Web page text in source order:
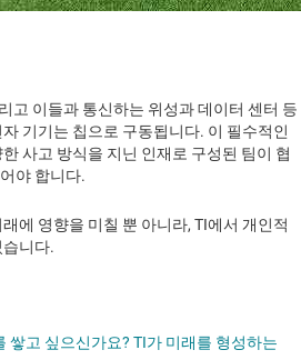
고 이들과 통신하는 위성과 데이터 센터 등
기기는 칩으로 구동됩니다. 이 필수적인
사고 방식을 지닌 인재로 구성된 팀이 협
야 합니다.
에 영향을 미칠 뿐 아니라, TI에서 개인적
니다.
쌓고 싶으신가요? TI가 미래를 형성하는